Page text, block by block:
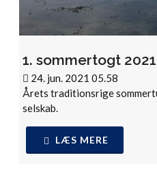
1. sommertogt 2021
24. jun. 2021 05.58
Årets traditionsrige
selskab.
LÆS MERE